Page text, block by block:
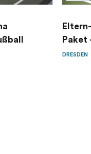
Paket
DRESDEN